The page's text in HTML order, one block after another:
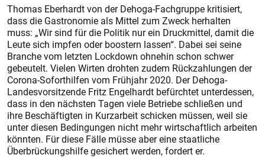
Thomas Eberhardt von der Dehoga-Fachgruppe kritisiert,
dass die Gastronomie als Mittel zum Zweck herhalten
muss: „Wir sind für die Politik nur ein Druckmittel, damit die
Leute sich impfen oder boostern lassen“. Dabei sei seine
Branche vom letzten Lockdown ohnehin schon schwer
gebeutelt. Vielen Wirten drohten zudem Rückzahlungen der
Corona-Soforthilfen vom Frühjahr 2020. Der Dehoga-
Landesvorsitzende Fritz Engelhardt befürchtet unterdessen,
dass in den nächsten Tagen viele Betriebe schließen und
ihre Beschäftigten in Kurzarbeit schicken müssen, weil sie
unter diesen Bedingungen nicht mehr wirtschaftlich arbeiten
könnten. Für diese Fälle müsse aber eine staatliche
Überbrückungshilfe gesichert werden, fordert er.